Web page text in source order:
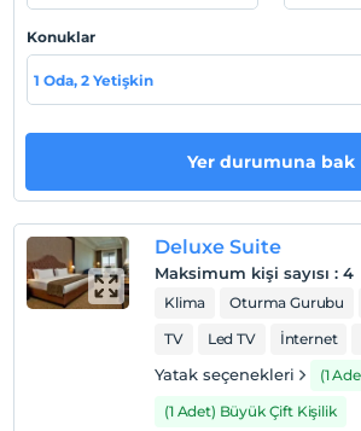
Talep üzerine kiralık araçlar ve havaalani
sunulmaktadır. Tesis bünyesinde
Tesis lokasyon bilgileri
Otel Eyüp Sultan Camii'ne 2,9 km.,
Merkezi'ne 3 km. ve İstanbul Kongre ve
6,3 km. mesafededir. İstanbul Atatürk
uzaklıktadır.
Haritada
Konuklar
1 Oda, 2 Yetişkin
Yer durumuna bak
Deluxe Suite
Maksimum kişi sayısı : 4
Klima Oturma Gurubu
TV
Led TV İnternet
Yatak seçenekleri
(1
(1 Adet) Büyük Çift Kişilik